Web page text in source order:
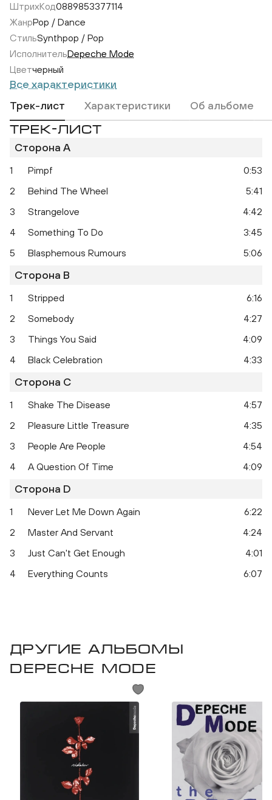
ШтрихКод0889853377114
ЖанрPop / Dance
СтильSynthpop / Pop
ИсполнительDepeche Mode
Цветчерный
Все характеристики
Трек-лист
Характеристики Об альбоме
ТРЕК-ЛИСТ
Сторона A
1 Pimpf
0:53
2
Behind The Wheel
5:41
3
Strangelove
4:42
4
Something To Do
3:45
5
Blasphemous Rumours 5:06
Сторона B
1 Stripped
6:16
2
Somebody
4:27
3
Things You Said
4:09
4
Black Celebration 4:33
Сторона C
1 Shake The Disease
4:57
2
Pleasure Little Treasure
4:35
3
People Are People
4:54
4
A Question Of Time 4:09
Сторона D
1 Never Let Me Down Again
6:22
2
Master And Servant
4:24
3
Just Can't Get Enough
4:01
4
Everything Counts 6:07
Другие альбомы
Depeche Mode